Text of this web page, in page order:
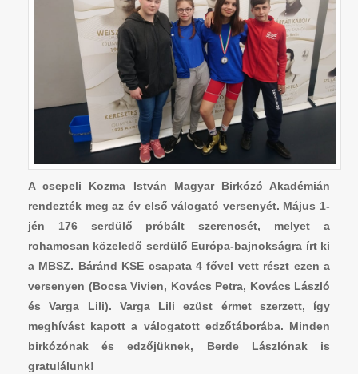
A csepeli Kozma István Magyar Birkózó Akadémián
rendezték meg az év első válogató versenyét. Május 1-
jén 176 serdülő próbált szerencsét, melyet a
rohamosan közeledő serdülő Európa-bajnokságra írt ki
a MBSZ. Báránd KSE csapata 4 fővel vett részt ezen a
versenyen (Bocsa Vivien, Kovács Petra, Kovács László
és Varga Lili). Varga Lili ezüst érmet szerzett, így
meghívást kapott a válogatott edzőtáborába. Minden
birkózónak és edzőjüknek, Berde Lászlónak is
gratulálunk!